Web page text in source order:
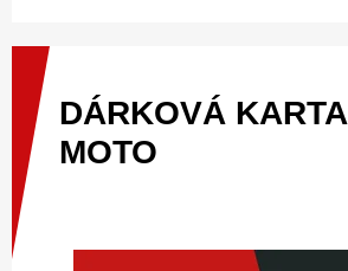
DÁRKOVÁ KARTA
MOTO